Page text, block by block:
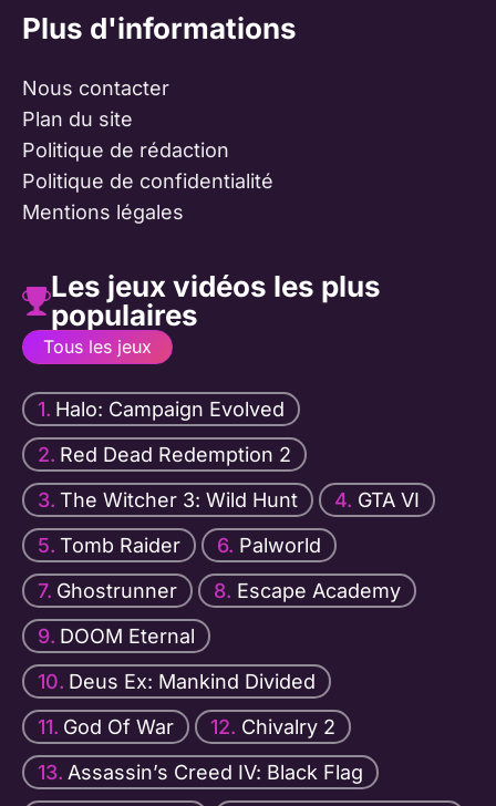
Plus d'informations
Nous contacter
Plan du site
Politique de rédaction
Politique de confidentialité
Mentions légales
Les jeux vidéos les plus
populaires
Tous les jeux
Halo: Campaign Evolved
Red Dead Redemption 2
The Witcher 3: Wild Hunt
GTA VI
Tomb Raider
Palworld
Ghostrunner
Escape Academy
DOOM Eternal
Deus Ex: Mankind Divided
God Of War
Chivalry 2
Assassin’s Creed IV: Black Flag